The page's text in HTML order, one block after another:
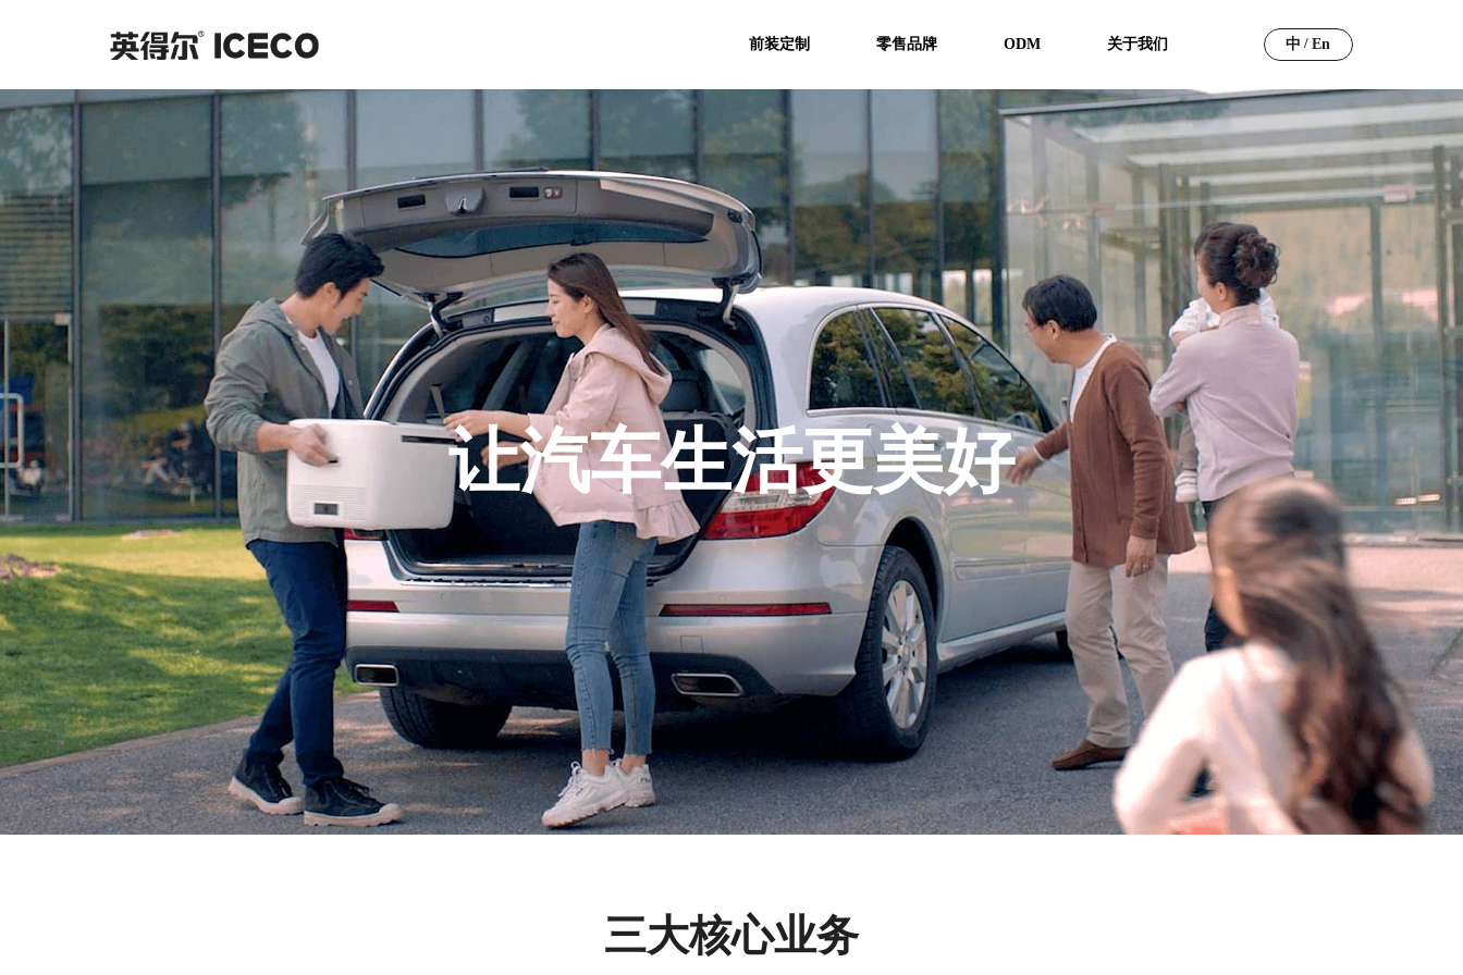
前装定制 零售品牌 ODM 关于我们 中 /En
让汽车生活更美好
三大核心业务